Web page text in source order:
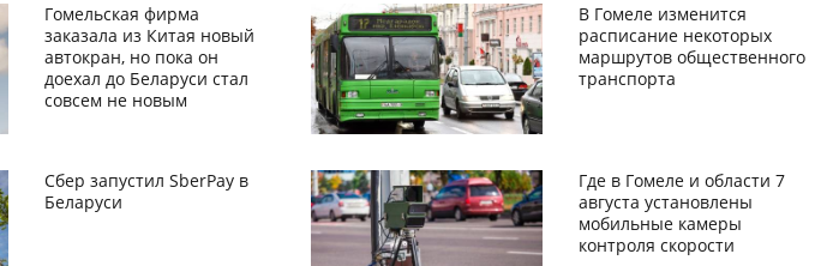
Гомельская фирма
заказала из Китая новый
автокран, но пока он
доехал до Беларуси стал
совсем не новым
Сбер запустил SberPay в
Беларуси
В Гомеле изменится
расписание некоторых
маршрутов общественного
транспорта
Где в Гомеле и области 7
августа установлены
мобильные камеры
контроля скорости